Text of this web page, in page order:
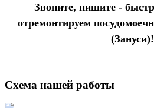
Звоните, пишите -
отремонтируем
(Зануси)!
Схема нашей работы